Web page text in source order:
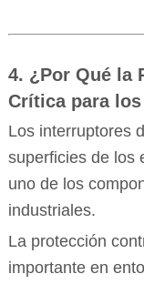
4. ¿Por Qué la
Crítica para
Los interruptores
superficies de los
uno de los
industriales.
La protección
importante en